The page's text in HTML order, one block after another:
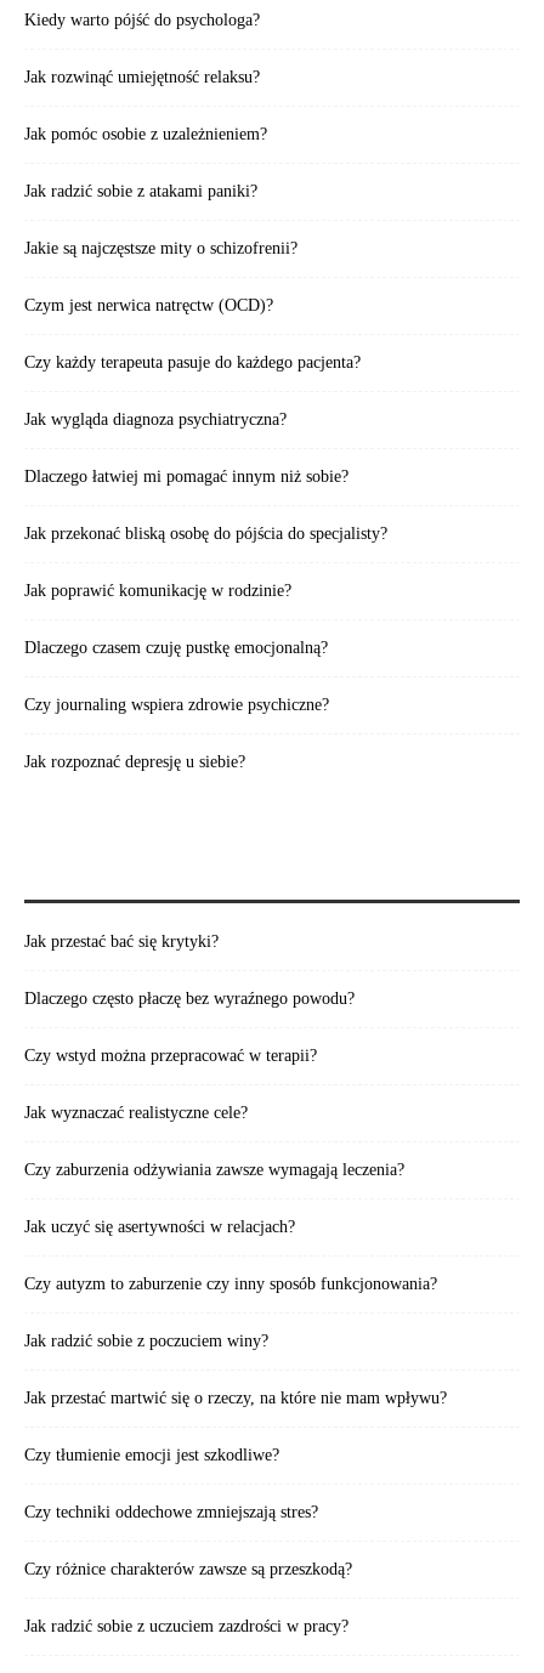
Kiedy warto pójść do psychologa?
Jak rozwinąć umiejętność relaksu?
Jak pomóc osobie z uzależnieniem?
Jak radzić sobie z atakami paniki?
Jakie są najczęstsze mity o schizofrenii?
Czym jest nerwica natręctw (OCD)?
Czy każdy terapeuta pasuje do każdego pacjenta?
Jak wygląda diagnoza psychiatryczna?
Dlaczego łatwiej mi pomagać innym niż sobie?
Jak przekonać bliską osobę do pójścia do specjalisty?
Jak poprawić komunikację w rodzinie?
Dlaczego czasem czuję pustkę emocjonalną?
Czy journaling wspiera zdrowie psychiczne?
Jak rozpoznać depresję u siebie?
Jak przestać bać się krytyki?
Dlaczego często płaczę bez wyraźnego powodu?
Czy wstyd można przepracować w terapii?
Jak wyznaczać realistyczne cele?
Czy zaburzenia odżywiania zawsze wymagają leczenia?
Jak uczyć się asertywności w relacjach?
Czy autyzm to zaburzenie czy inny sposób funkcjonowania?
Jak radzić sobie z poczuciem winy?
Jak przestać martwić się o rzeczy, na które nie mam wpływu?
Czy tłumienie emocji jest szkodliwe?
Czy techniki oddechowe zmniejszają stres?
Czy różnice charakterów zawsze są przeszkodą?
Jak radzić sobie z uczuciem zazdrości w pracy?